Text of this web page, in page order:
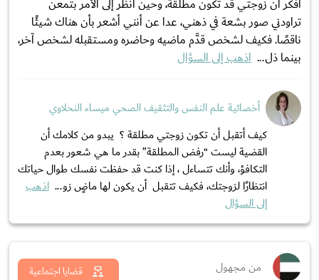
أفكر أن زوجتي قد تكون مطلقة، وحين أنظر إلى الأمر بتمعن
تراودني صور بشعة في ذهني، عدا عن أنني أشعر بأن هناك شيئًا
ناقصًا. فكيف لشخص قدَّم ماضيه وحاضره ومستقبله لشخص آخر،
بينما ذل... اذهب إلى السؤال
أخصائية علم النفس والتثقيف الصحي ميساء النحلاوي
كيف أتقبل أن تكون زوجتي مطلقة ؟ يبدو من كلامك أن
القضية ليست “رفض المطلقة” بقدر ما هي شعور بعدم
التكافؤ، وأنك تتساءل ، إذا كنت قد حفظت نفسك طوال حياتك
انتظارًا لزوجتك، فكيف تتقبل أن يكون لها ماضٍ زو... اذهب
إلى السؤال
من مجهول قضايا اجتماعية